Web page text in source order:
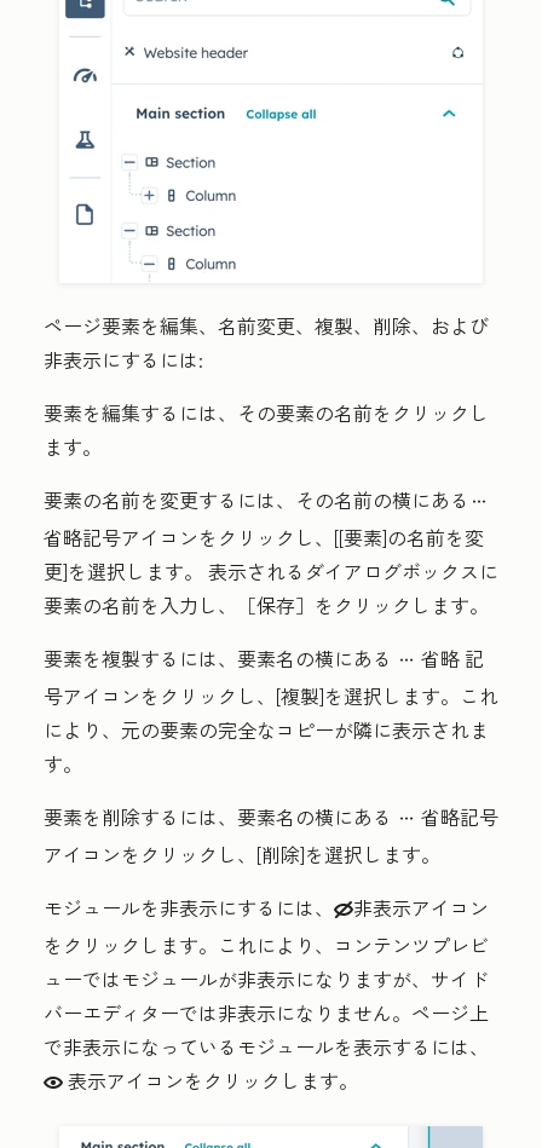
ページ要素を編集、名前変更、複製、削除、および
非表示にするには:
要素を編集するには、その要素の名前をクリックし
ます。
要素の名前を変更するには、その名前の横にある ellipses
省略記号アイコンをクリックし、[[要素]の名前を変
更]を選択します。 表示されるダイアログボックスに
要素の名前を入力し、［保存］ をクリックします。
要素を複製するには、要素名の横にある
ellipses 省略 記
号アイコンをクリックし、[複製]を選択します。これ
により、元の要素の完全なコピーが隣に表示されま
す。
要素を削除するには、要素名の横にある
ellipses 省略記号
アイコンをクリックし、[削除]を選択します。
モジュールを非表示にするには、
hide非表示アイコン
をクリックします。これにより、コンテンツプレビ
ューではモジュールが非表示になりますが、サイド
バーエディターでは非表示になりません。ページ上
で非表示になっているモジュールを表示するには、
view 表示アイコンをクリックします。